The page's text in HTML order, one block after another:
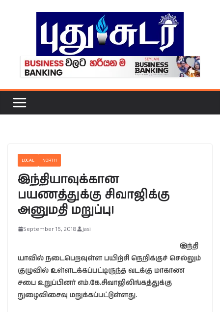
LOCAL NORTH
இந்தியாவுக்கான
பயணத்துக்கு சிவாஜிக்கு
அனுமதி மறுப்பு!
September 15, 2018 jasi
இந்தி
யாவில் நடைபெறவுள்ள பயிற்சி நெறிக்குச் செல்லும்
குழுவில் உள்ளடக்கப்பட்டிருந்த வடக்கு மாகாண
சபை உறுப்பினர் எம்.கே.சிவாஜிலிங்கத்துக்கு
நுழைவிசைவு மறுக்கப்பட்டுள்ளது.